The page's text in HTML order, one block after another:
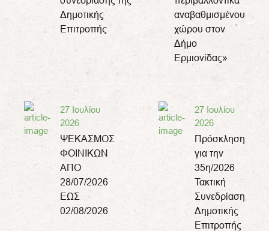
Δημοτικής
Επιτροπής
αναβαθμισμένου
χώρου στον
Δήμο
Ερμιονίδας»
27 Ιουλίου
2026
ΨΕΚΑΣΜΟΣ
ΦΟΙΝΙΚΩΝ
ΑΠΟ
28/07/2026
ΕΩΣ
02/08/2026
27 Ιουλίου
2026
Πρόσκληση
για την
35η/2026
Τακτική
Συνεδρίαση
Δημοτικής
Επιτροπής